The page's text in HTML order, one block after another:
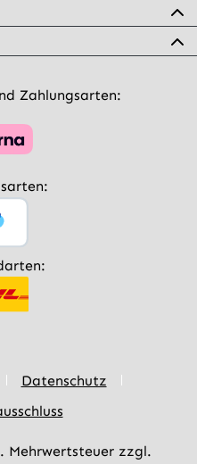
Zahlungsarten:
Datenschutz
Mehrwertsteuer zzgl.